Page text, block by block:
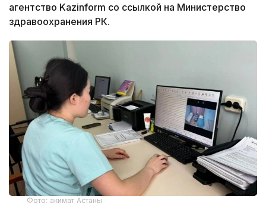
агентство Kazinform со ссылкой на Министерство
здравоохранения РК.
Фото: акимат Астаны